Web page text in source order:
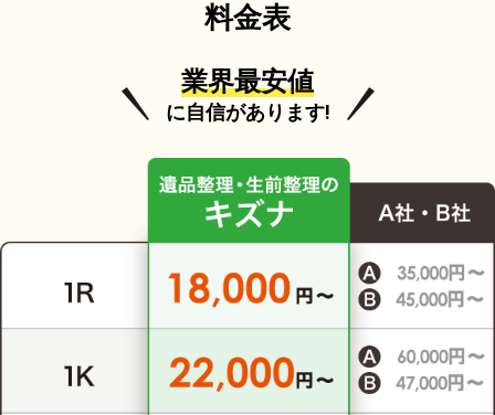
料金表
業界最安値
に自信があります!